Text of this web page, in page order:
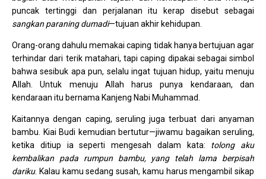
puncak tertinggi dan perjalanan itu kerap disebut sebagai
sangkan paraning dumadi—tujuan akhir kehidupan.
Orang-orang dahulu memakai caping tidak hanya bertujuan agar
terhindar dari terik matahari, tapi caping dipakai sebagai simbol
bahwa sesibuk apa pun, selalu ingat tujuan hidup, yaitu menuju
Allah. Untuk menuju Allah harus punya kendaraan, dan
kendaraan itu bernama Kanjeng Nabi Muhammad.
Kaitannya dengan caping, seruling juga terbuat dari anyaman
bambu. Kiai Budi kemudian bertutur—jiwamu bagaikan seruling,
ketika ditiup ia seperti mengesah dalam kata: tolong aku
kembalikan pada rumpun bambu, yang telah lama berpisah
dariku. Kalau kamu sedang susah, kamu harus mengambil sikap